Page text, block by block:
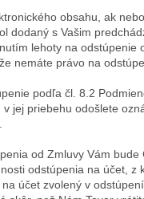
obsahu, ak
dodaný s Vašim
lehoty na odstúpenie
nemáte právo na
podľa čl. 8.2
jej priebehu odošlete
od Zmluvy Vám bude
odstúpenia na účet, z
účet zvolený v